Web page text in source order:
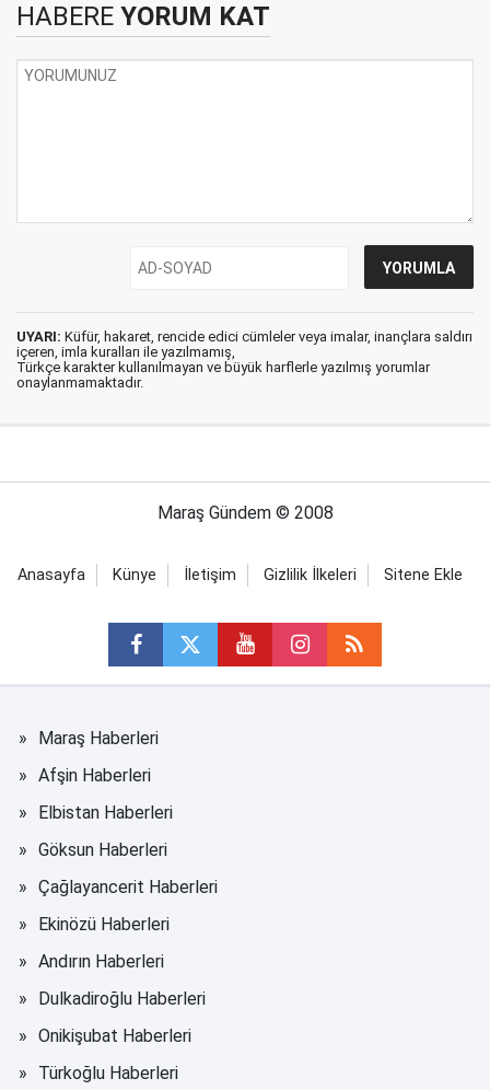
HABERE YORUM KAT
UYARI: Küfür, hakaret, rencide edici cümleler veya imalar, inançlara saldırı
içeren, imla kuralları ile yazılmamış,
Türkçe karakter kullanılmayan ve büyük harflerle yazılmış yorumlar
onaylanmamaktadır.
Maraş Gündem © 2008
Anasayfa Künye İletişim Gizlilik İlkeleri Sitene Ekle
Maraş Haberleri
Afşin Haberleri
Elbistan Haberleri
Göksun Haberleri
Çağlayancerit Haberleri
Ekinözü Haberleri
Andırın Haberleri
Dulkadiroğlu Haberleri
Onikişubat Haberleri
Türkoğlu Haberleri